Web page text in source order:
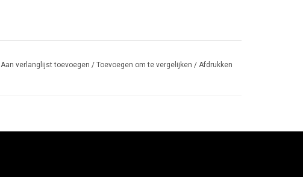
Aan verlanglijst toevoegen / Toevoegen om te vergelijken / Afdrukken